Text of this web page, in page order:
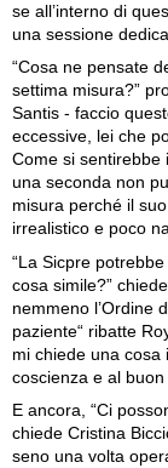
se all’interno di
una sessione
“Cosa ne pensate
settima misura?”
Santis - faccio
eccessive, lei che
Come si sentirebbe
una seconda non
misura perché il
irrealistico e poco
“La Sicpre
cosa simile?”
nemmeno l’Ordine
paziente“ ribatte
mi chiede una cosa
coscienza e al buon
E ancora, “Ci
chiede Cristina
seno una volta